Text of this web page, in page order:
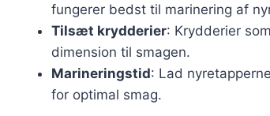
fungerer bedst til marinering af
Tilsæt krydderier: Krydderier
dimension til smagen.
Marineringstid: Lad
for optimal smag.